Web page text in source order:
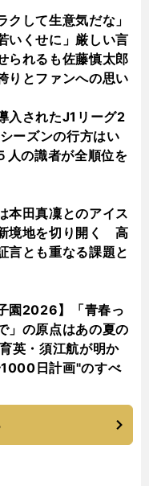
クして生意気だな」
いくせに」厳しい言
られるも佐藤慎太郎
りとファンへの思い
入されたJ1リーグ2
ーズンの行方はい
の識者が全順位を
本田真凜とのアイス
境地を切り開く 高
言とも重なる課題と
園2026】「青春っ
」の原点はあの夏の
英・須江航が明か
日計画"のすべ